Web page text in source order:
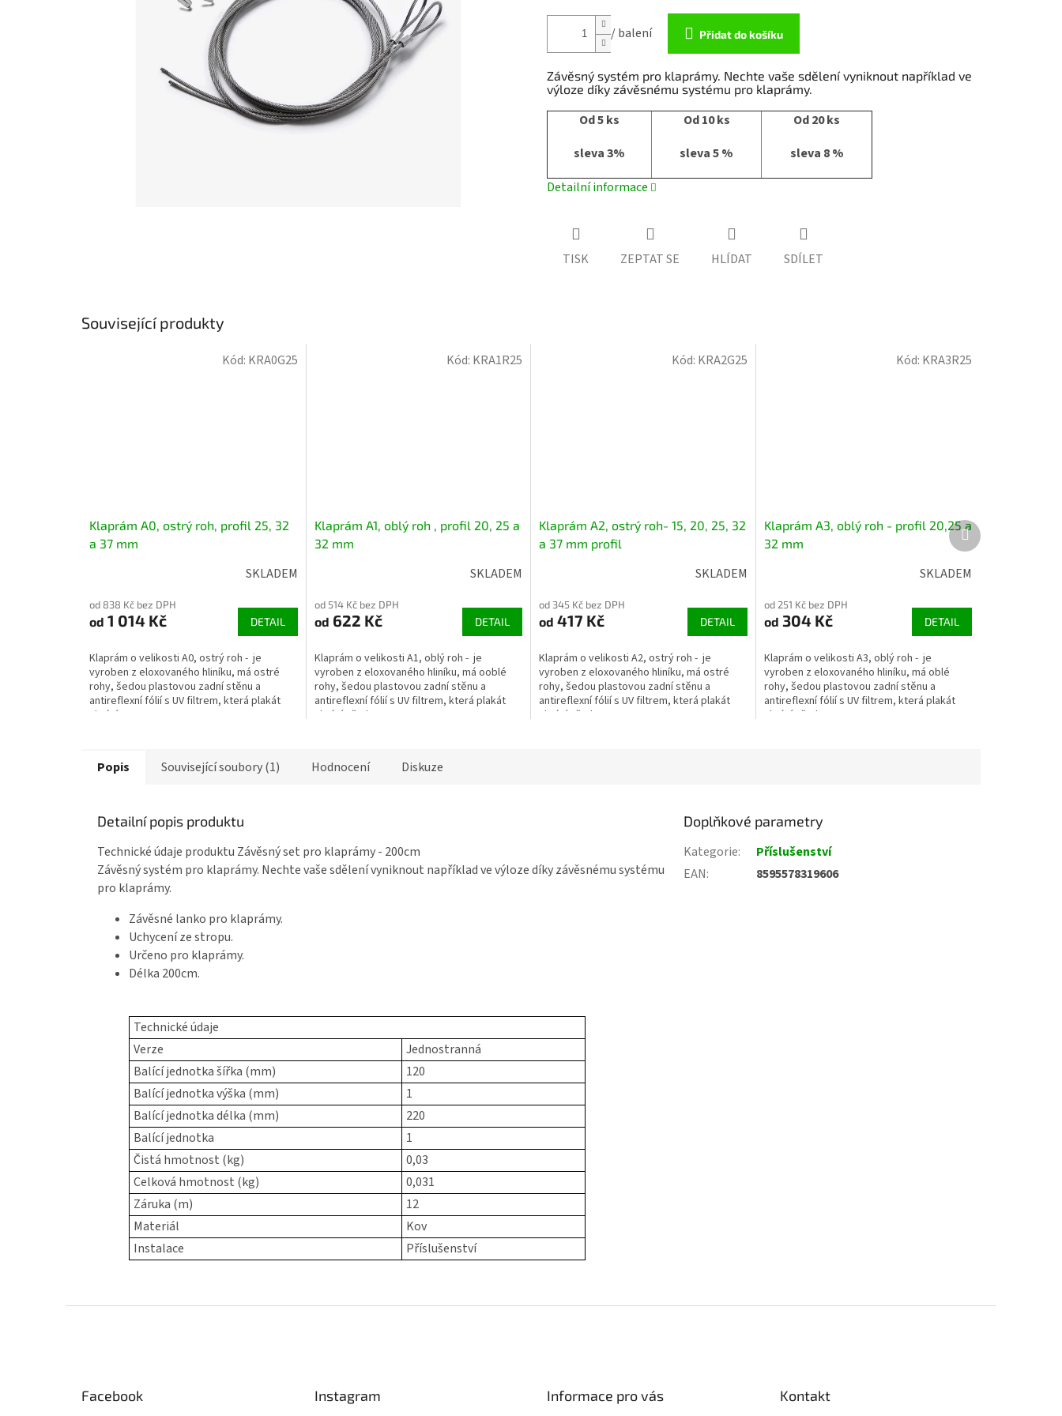
/ balení Přidat do košíku
Závěsný systém pro klaprámy. Nechte vaše sdělení vyniknout například ve
výloze díky závěsnému systému pro klaprámy.
Od 5 ks
sleva 3%
Od 10 ks
sleva 5 %
Od 20 ks
sleva 8 %
Detailní informace
TISK ZEPTAT SE HLÍDAT SDÍLET
Související produkty
Klaprám A0, ostrý roh, profil 25, 32
a 37 mm
SKLADEM
od 838 Kč bez DPH
od 1 014 Kč DETAIL
Klaprám o velikosti A0, ostrý roh - je
vyroben z eloxovaného hliníku, má ostré
rohy, šedou plastovou zadní stěnu a
antireflexní fólií s UV filtrem, která plakát
chrání...
Kód: KRA0G25
Klaprám A1, oblý roh , profil 20, 25 a
32 mm
SKLADEM
od 514 Kč bez DPH
od 622 Kč DETAIL
Klaprám o velikosti A1, oblý roh - je
vyroben z eloxovaného hliníku, má ooblé
rohy, šedou plastovou zadní stěnu a
antireflexní fólií s UV filtrem, která plakát
chrání před UV...
Kód: KRA1R25
Klaprám A2, ostrý roh- 15, 20, 25, 32
a 37 mm profil
SKLADEM
od 345 Kč bez DPH
od 417 Kč DETAIL
Klaprám o velikosti A2, ostrý roh - je
vyroben z eloxovaného hliníku, má ostré
rohy, šedou plastovou zadní stěnu a
antireflexní fólií s UV filtrem, která plakát
chrání před UV...
Kód: KRA2G25
Klaprám A3, oblý roh - profil 20,25 a
32 mm
SKLADEM
od 251 Kč bez DPH
od 304 Kč DETAIL
Klaprám o velikosti A3, oblý roh - je
vyroben z eloxovaného hliníku, má oblé
rohy, šedou plastovou zadní stěnu a
antireflexní fólií s UV filtrem, která plakát
chrání před UV...
Kód: KRA3R25
Další
produkt
Popis Související soubory (1) Hodnocení Diskuze
Detailní popis produktu
Technické údaje produktu Závěsný set pro klaprámy - 200cm
Závěsný systém pro klaprámy. Nechte vaše sdělení vyniknout například ve výloze díky závěsnému systému
pro klaprámy.
Závěsné lanko pro klaprámy.
Uchycení ze stropu.
Určeno pro klaprámy.
Délka 200cm.
Technické údaje
Verze
Jednostranná
Balící jednotka šířka (mm)
120
Balící jednotka výška (mm)
1
Balící jednotka délka (mm)
220
Balící jednotka
1
Čistá hmotnost (kg)
0,03
Celková hmotnost (kg)
0,031
Záruka (m)
12
Materiál
Kov
Instalace
Příslušenství
Doplňkové parametry
Kategorie:
Příslušenství
EAN: 8595578319606
Facebook Instagram Informace pro vás Kontakt